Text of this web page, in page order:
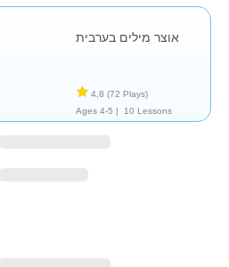
אוצר מילים בערבית
4,8 (72 Plays)
Ages 4-5 |
10 Lessons